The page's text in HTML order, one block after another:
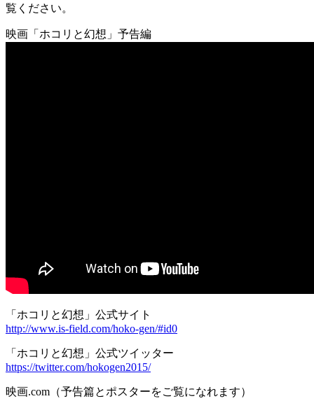
覧ください。
映画「ホコリと幻想」予告編
「ホコリと幻想」公式サイト
http://www.is-field.com/hoko-gen/#id0
「ホコリと幻想」公式ツイッター
https://twitter.com/hokogen2015/
映画.com（予告篇とポスターをご覧になれます）